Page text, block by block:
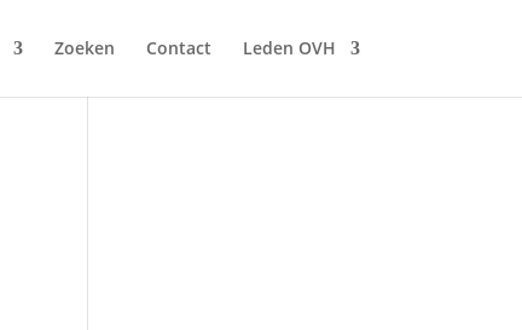
Zoeken Contact Leden OVH